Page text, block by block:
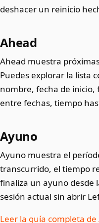
deshacer un reinicio
Ahead
Ahead muestra
Puedes explorar la lista
nombre, fecha de
entre fechas, tiempo
Ayuno
Ayuno muestra el
transcurrido, el tiempo
finaliza un ayuno desde
sesión actual sin abrir
Leer la guía completa